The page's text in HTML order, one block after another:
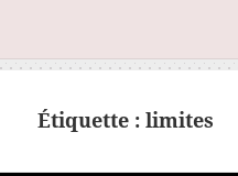
Étiquette :limites